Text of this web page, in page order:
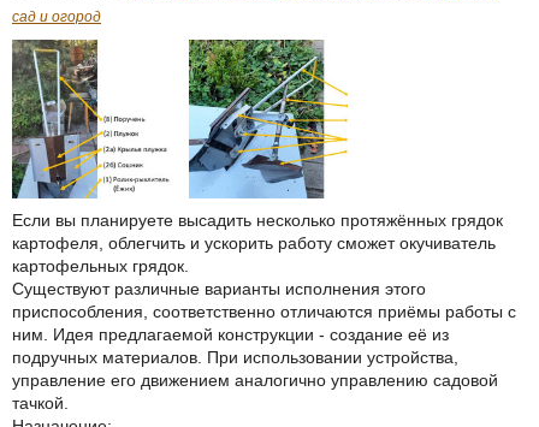
сад и огород
Если вы планируете высадить несколько протяжённых грядок
картофеля, облегчить и ускорить работу сможет окучиватель
картофельных грядок.
Существуют различные варианты исполнения этого
приспособления, соответственно отличаются приёмы работы с
ним. Идея предлагаемой конструкции - создание её из
подручных материалов. При использовании устройства,
управление его движением аналогично управлению садовой
тачкой.